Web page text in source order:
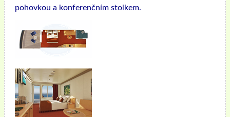
pohovkou a konferenčním stolkem.